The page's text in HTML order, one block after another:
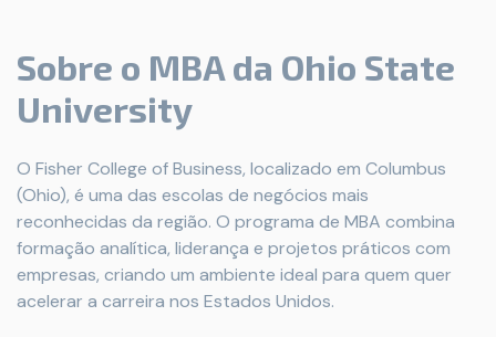
Sobre o MBA da Ohio State
University
O Fisher College of Business, localizado em Columbus
(Ohio), é uma das escolas de negócios mais
reconhecidas da região. O programa de MBA combina
formação analítica, liderança e projetos práticos com
empresas, criando um ambiente ideal para quem quer
acelerar a carreira nos Estados Unidos.